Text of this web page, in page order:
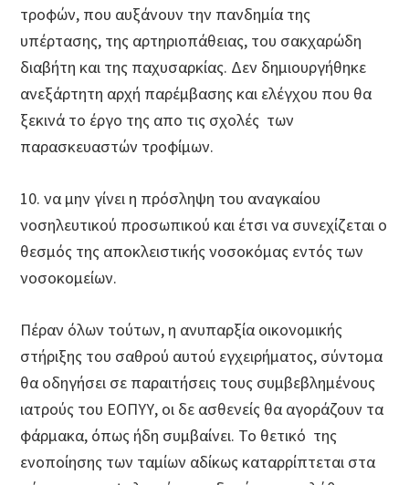
τροφών, που αυξάνουν την πανδημία της
υπέρτασης, της αρτηριοπάθειας, του σακχαρώδη
διαβήτη και της παχυσαρκίας. Δεν δημιουργήθηκε
ανεξάρτητη αρχή παρέμβασης και ελέγχου που θα
ξεκινά το έργο της απο τις σχολές των
παρασκευαστών τροφίμων.
10. να μην γίνει η πρόσληψη του αναγκαίου
νοσηλευτικού προσωπικού και έτσι να συνεχίζεται ο
θεσμός της αποκλειστικής νοσοκόμας εντός των
νοσοκομείων.
Πέραν όλων τούτων, η ανυπαρξία οικονομικής
στήριξης του σαθρού αυτού εγχειρήματος, σύντομα
θα οδηγήσει σε παραιτήσεις τους συμβεβλημένους
ιατρούς του ΕΟΠΥΥ, οι δε ασθενείς θα αγοράζουν τα
φάρμακα, όπως ήδη συμβαίνει. Το θετικό της
ενοποίησης των ταμίων αδίκως καταρρίπτεται στα